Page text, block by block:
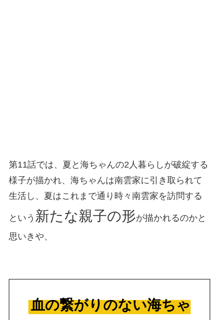
第11話では、夏と海ちゃんの2人暮らしが破綻する
様子が描かれ、海ちゃんは南雲家に引き取られて
生活し、夏はこれまで通り時々南雲家を訪問する
という 新たな親子の形が描かれるのかと
思いきや、
血の繋がりのない海ちゃ